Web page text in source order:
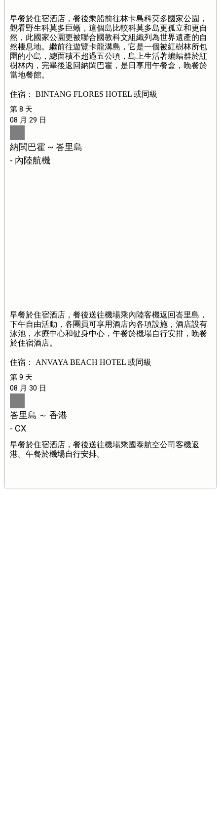
早餐於住宿酒店，餐後乘船前往林卡島科莫多國家公園，
觀看野生科莫多巨蜥，這個島比較科莫多島更孤立和更自
然，此國家公園更被聯合國教科文組織列為世界遺產的自
然棲息地。繼前往遊覽卡龍溝島，它是一個被紅樹林所包
圍的小島，總面積不超過五公頃，島上生活著蝙蝠群於紅
樹林內，完畢後返回納閩巴霍，是日享用午餐盒，晚餐於
當地餐館。
住宿： BINTANG FLORES HOTEL 或同級
第 8 天
08 月 29 日
納閩巴霍 ~ 峇里島
- 內陸航機
早餐於住宿酒店，餐後送往機場乘內陸客機返回峇里島，
下午自由活動，各團員可享用酒店內各項設施，酒店設有
泳池，水療中心和健身中心，午餐於機場自行安排，晚餐
於住宿酒店。
住宿： ANVAYA BEACH HOTEL 或同級
第 9 天
08 月 30 日
峇里島 ～ 香港
- CX
早餐於住宿酒店，餐後送往機場乘國泰航空公司客機返
港。午餐於機場自行安排。